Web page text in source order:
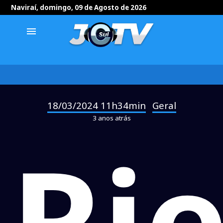
Naviraí, domingo, 09 de Agosto de 2026
menu
18/03/2024 11h34min Geral
3 anos atrás